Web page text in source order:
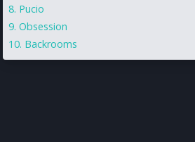
Pucio
Obsession
Backrooms